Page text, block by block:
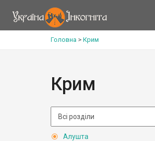
Головна > Крим
Крим
Алушта